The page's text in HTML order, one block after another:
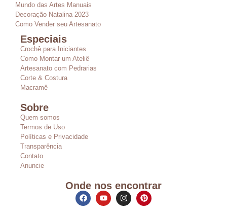
Mundo das Artes Manuais
Decoração Natalina 2023
Como Vender seu Artesanato
Especiais
Crochê para Iniciantes
Como Montar um Ateliê
Artesanato com Pedrarias
Corte & Costura
Macramê
Sobre
Quem somos
Termos de Uso
Políticas e Privacidade
Transparência
Contato
Anuncie
Onde nos encontrar